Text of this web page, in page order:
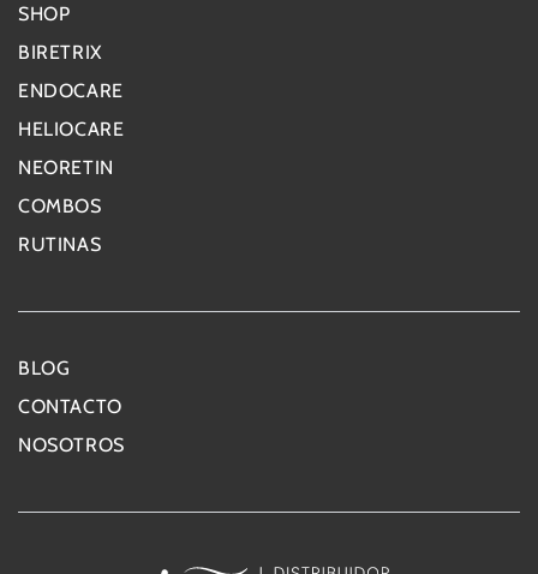
SHOP
BIRETRIX
ENDOCARE
HELIOCARE
NEORETIN
COMBOS
RUTINAS
BLOG
CONTACTO
NOSOTROS